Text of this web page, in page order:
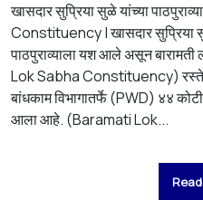
खासदार सुप्रिया सुळे यांच्या
Constituency | खासदार सुप्रिया
पाठपुराव्याला यश आले असून
Lok Sabha Constituency) रस्ते व
बांधकाम विभागातर्फे (PWD) ४४
आला आहे. (Baramati Lok...